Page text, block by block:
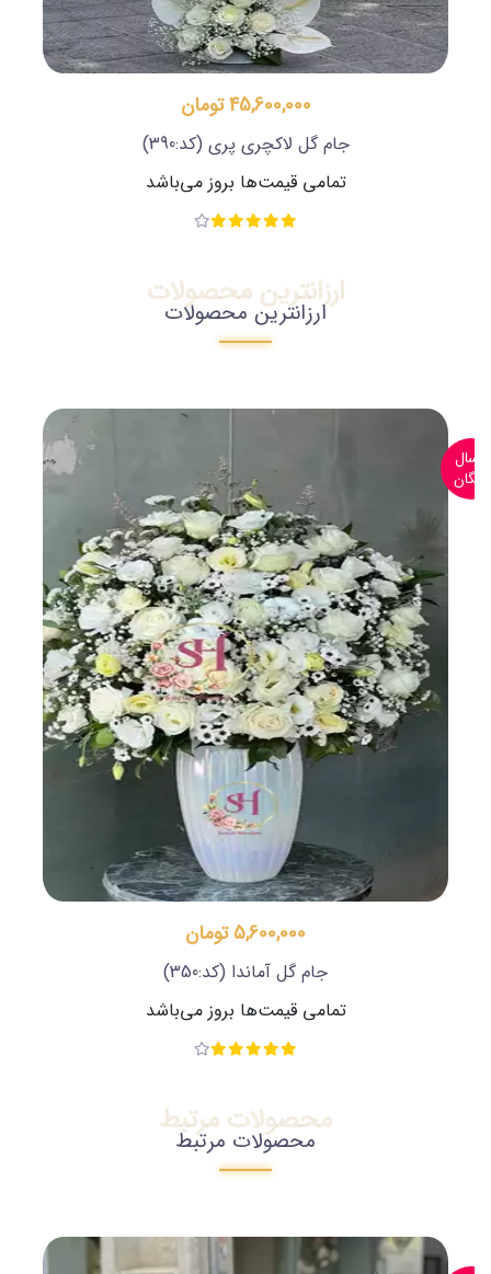
45,600,000 تومان
جام گل لاکچری پری (کد:390)
تمامی قیمت‌ها بروز می‌باشد
ارزانترین محصولات
ارزانترین محصولات
ارسال
رایگان
5,600,000 تومان
جام گل آماندا (کد:350)
تمامی قیمت‌ها بروز می‌باشد
محصولات مرتبط
محصولات مرتبط